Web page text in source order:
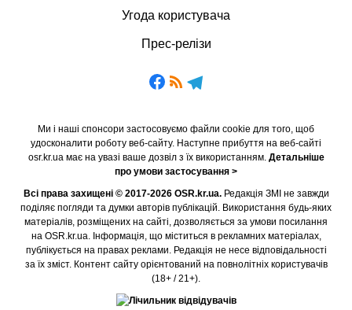
Угода користувача
Прес-релізи
Ми і наші спонсори застосовуємо файли cookie для того, щоб
удосконалити роботу веб-сайту. Наступне прибуття на веб-сайті
osr.kr.ua має на увазі ваше дозвіл з їх використанням. Детальніше
про умови застосування >
Всі права захищені © 2017-2026 OSR.kr.ua.Редакція ЗМІ не завжди
поділяє погляди та думки авторів публікацій. Використання будь-яких
матеріалів, розміщених на сайті, дозволяється за умови посилання
на OSR.kr.ua. Інформація, що міститься в рекламних матеріалах,
публікується на правах реклами. Редакція не несе відповідальності
за їх зміст. Контент сайту орієнтований на повнолітніх користувачів
(18+ / 21+).